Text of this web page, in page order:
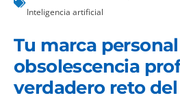
Inteligencia artificial
Tu marca personal
obsolescencia
verdadero reto